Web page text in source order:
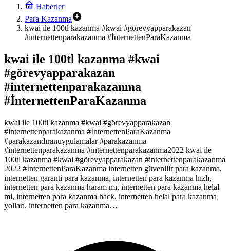
Haberler
Para Kazanma
kwai ile 100tl kazanma #kwai #görevyapparakazan
#internettenparakazanma #İnternettenParaKazanma
kwai ile 100tl kazanma #kwai
#görevyapparakazan
#internettenparakazanma
#İnternettenParaKazanma
kwai ile 100tl kazanma #kwai #görevyapparakazan
#internettenparakazanma #İnternettenParaKazanma
#parakazandıranuygulamalar #parakazanma
#internettenparakazanma #internettenparakazanma2022 kwai ile
100tl kazanma #kwai #görevyapparakazan #internettenparakazanma
2022 #İnternettenParaKazanma internetten güvenilir para kazanma,
internetten garanti para kazanma, internetten para kazanma hızlı,
internetten para kazanma haram mı, internetten para kazanma helal
mi, internetten para kazanma hack, internetten helal para kazanma
yolları, internetten para kazanma…